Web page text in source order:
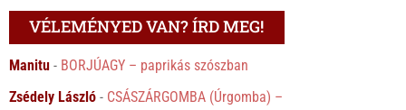
VÉLEMÉNYED VAN? ÍRD MEG!
Manitu - BORJÚAGY – paprikás szószban
Zsédely László - CSÁSZÁRGOMBA (Úrgomba) –